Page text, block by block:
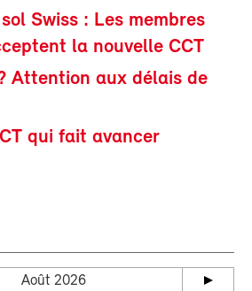
Swiss : Les membres
la nouvelle CCT
Attention aux délais de
qui fait avancer
Août 2026